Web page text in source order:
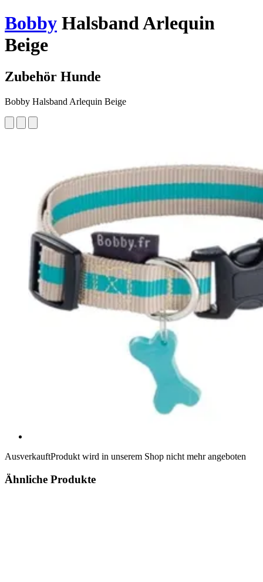
Bobby Halsband Arlequin
Beige
Zubehör Hunde
Bobby Halsband Arlequin Beige
AusverkauftProdukt wird in unserem Shop nicht mehr angeboten
Ähnliche Produkte